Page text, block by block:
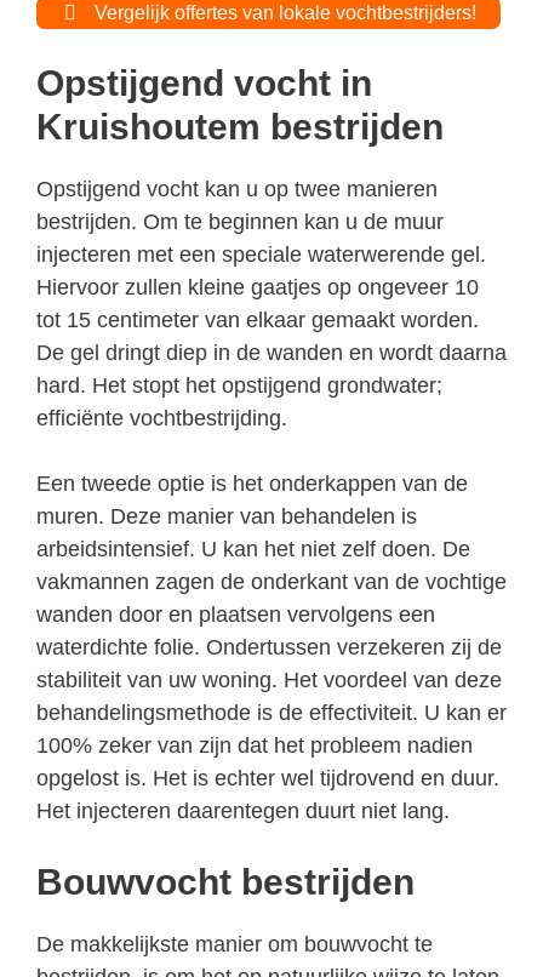
Vergelijk offertes van lokale vochtbestrijders!
Opstijgend vocht in
Kruishoutem bestrijden
Opstijgend vocht kan u op twee manieren
bestrijden. Om te beginnen kan u de muur
injecteren met een speciale waterwerende gel.
Hiervoor zullen kleine gaatjes op ongeveer 10
tot 15 centimeter van elkaar gemaakt worden.
De gel dringt diep in de wanden en wordt daarna
hard. Het stopt het opstijgend grondwater;
efficiënte vochtbestrijding.
Een tweede optie is het onderkappen van de
muren. Deze manier van behandelen is
arbeidsintensief. U kan het niet zelf doen. De
vakmannen zagen de onderkant van de vochtige
wanden door en plaatsen vervolgens een
waterdichte folie. Ondertussen verzekeren zij de
stabiliteit van uw woning. Het voordeel van deze
behandelingsmethode is de effectiviteit. U kan er
100% zeker van zijn dat het probleem nadien
opgelost is. Het is echter wel tijdrovend en duur.
Het injecteren daarentegen duurt niet lang.
Bouwvocht bestrijden
De makkelijkste manier om bouwvocht te